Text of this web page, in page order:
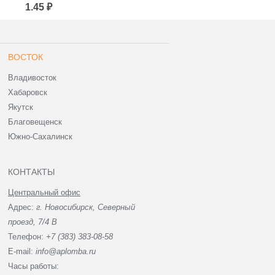
110*210+50к/5 (для
1.45 ₽
ВОСТОК
Владивосток
Хабаровск
Якутск
Благовещенск
Южно-Сахалинск
КОНТАКТЫ
Центральный офис
Адрес: г. Новосибирск, Северный
проезд, 7/4 В
Телефон: +7 (383) 383-08-58
E-mail: info@aplomba.ru
Часы работы: